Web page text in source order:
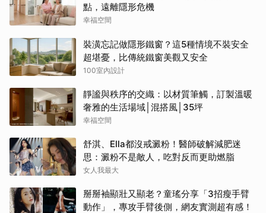
點，遠離隱形危機
幸福空間
裝潢忘記做隱形鐵窗？這5種情境不裝安全
超堪憂，比傳統鐵窗美觀又安全
100室內設計
靜謐與秩序的交織：以材質筆觸，訂製溫暖
奢雅的生活場域│混搭風│35坪
幸福空間
舒淇、Ella都沒戒澱粉！醫師破解減肥迷
思：澱粉不是敵人，吃對反而更助燃脂
女人我最大
掰掰袖顯壯又顯老？童瑤分享「3招瘦手臂
動作」，專攻手臂後側，網友實測超有感！